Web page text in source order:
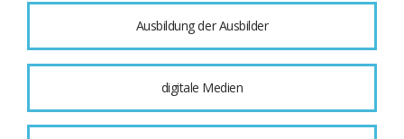
Ausbildung der Ausbilder
digitale Medien